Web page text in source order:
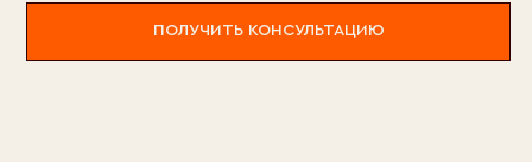
ПОЛУЧИТЬ КОНСУЛЬТАЦИЮ